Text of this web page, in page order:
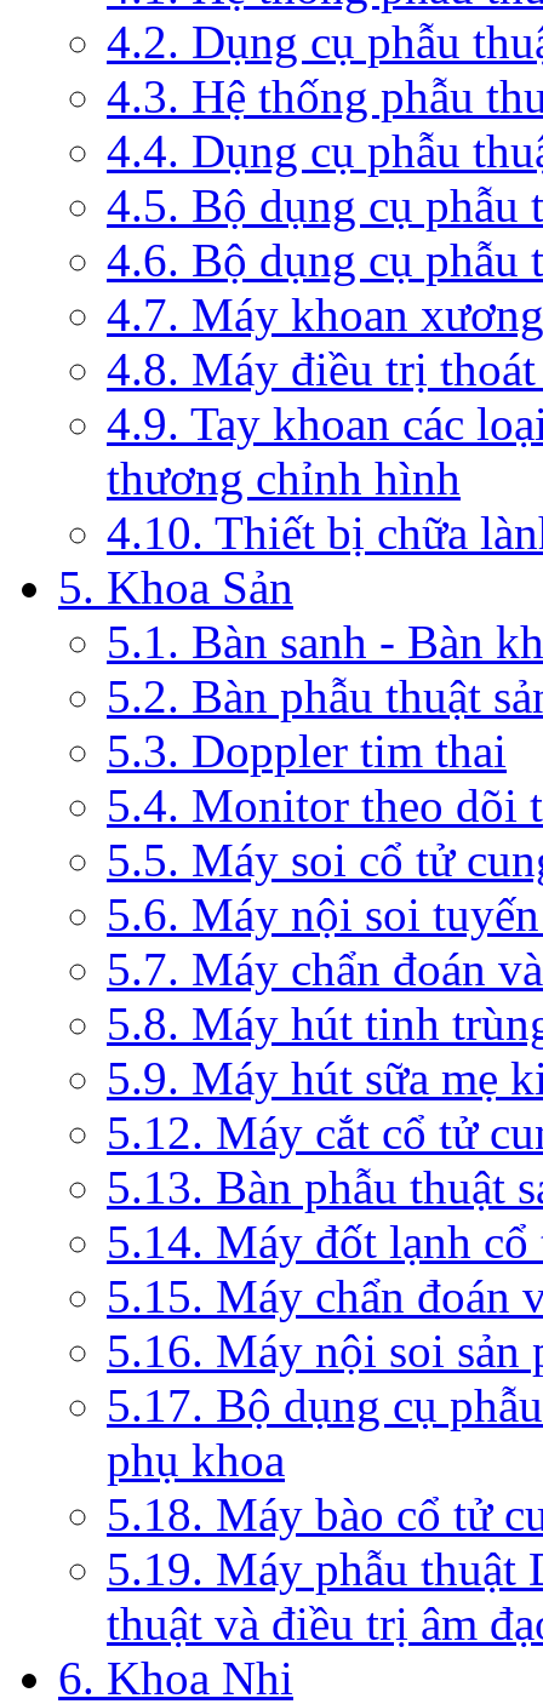
4.2. Dụng cụ phẫu
4.3. Hệ thống phẫu
4.4. Dụng cụ phẫu
4.5. Bộ dụng cụ phẫu
4.6. Bộ dụng cụ phẫu
4.7. Máy khoan
4.8. Máy điều trị
4.9. Tay khoan các
thương chỉnh hình
4.10. Thiết bị chữa
5. Khoa Sản
5.1. Bàn sanh - Bàn
5.2. Bàn phẫu thuật
5.3. Doppler tim thai
5.4. Monitor theo dõi
5.5. Máy soi cổ tử
5.6. Máy nội soi
5.7. Máy chẩn đoán
5.8. Máy hút tinh
5.9. Máy hút sữa mẹ
5.12. Máy cắt cổ tử
5.13. Bàn phẫu thuật
5.14. Máy đốt lạnh
5.15. Máy chẩn đoán
5.16. Máy nội soi sản
5.17. Bộ dụng cụ
phụ khoa
5.18. Máy bào cổ tử
5.19. Máy phẫu thuật
thuật và điều trị âm
6. Khoa Nhi